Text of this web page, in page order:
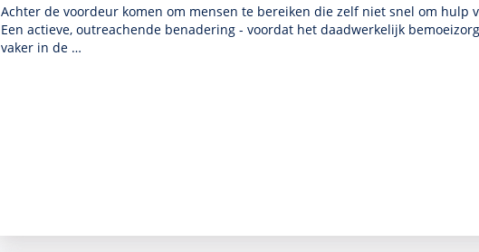
Achter de voordeur komen om mensen te bereiken die zelf niet snel om hulp
Een actieve, outreachende benade­ring - voordat het daad­wer­ke­lijk
vaker in de …